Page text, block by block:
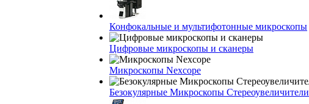
Конфокальные и мультифотонные микроскопы
Цифровые микроскопы и сканеры
Микроскопы Nexcope
Безокулярные Микроскопы Стереоувеличители